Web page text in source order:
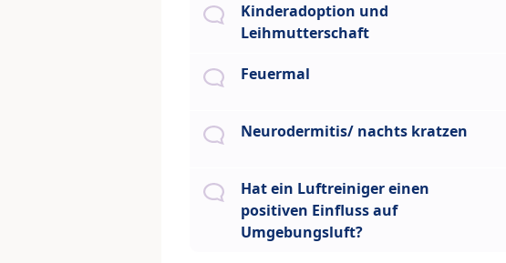
Kinderadoption und
Leihmutterschaft
Feuermal
Neurodermitis/ nachts kratzen
Hat ein Luftreiniger einen
positiven Einfluss auf
Umgebungsluft?